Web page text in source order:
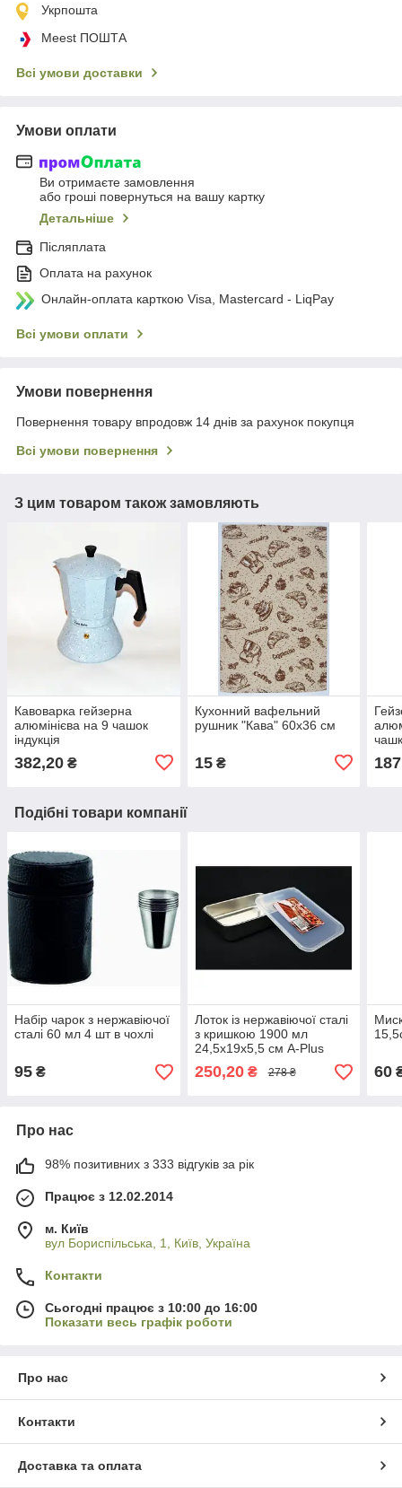
Укрпошта
Meest ПОШТА
Всі умови доставки
Умови оплати
Ви отримаєте замовлення
або гроші повернуться на вашу картку
Детальніше
Післяплата
Оплата на рахунок
Онлайн-оплата карткою Visa, Mastercard - LiqPay
Всі умови оплати
Умови повернення
Повернення товару впродовж 14 днів за рахунок покупця
Всі умови повернення
З цим товаром також замовляють
Кавоварка гейзерна
алюмінієва на 9 чашок
індукція
382,20 ₴
Кухонний вафельний
рушник "Кава" 60х36 см
15₴
Подібні товари компанії
Набір чарок з нержавіючої
сталі 60 мл 4 шт в чохлі
95 ₴
Лоток із нержавіючої сталі
з кришкою 1900 мл
24,5х19х5,5 см A-Plus
2212
250,20₴ 278 ₴ 60
Про нас
98% позитивних з 333 відгуків за рік
Працює з 12.02.2014
м. Київ
вул Бориспільська, 1, Київ, Україна
Контакти
Сьогодні працює з 10:00 до 16:00
Показати весь графік роботи
Про нас
Контакти
Доставка та оплата